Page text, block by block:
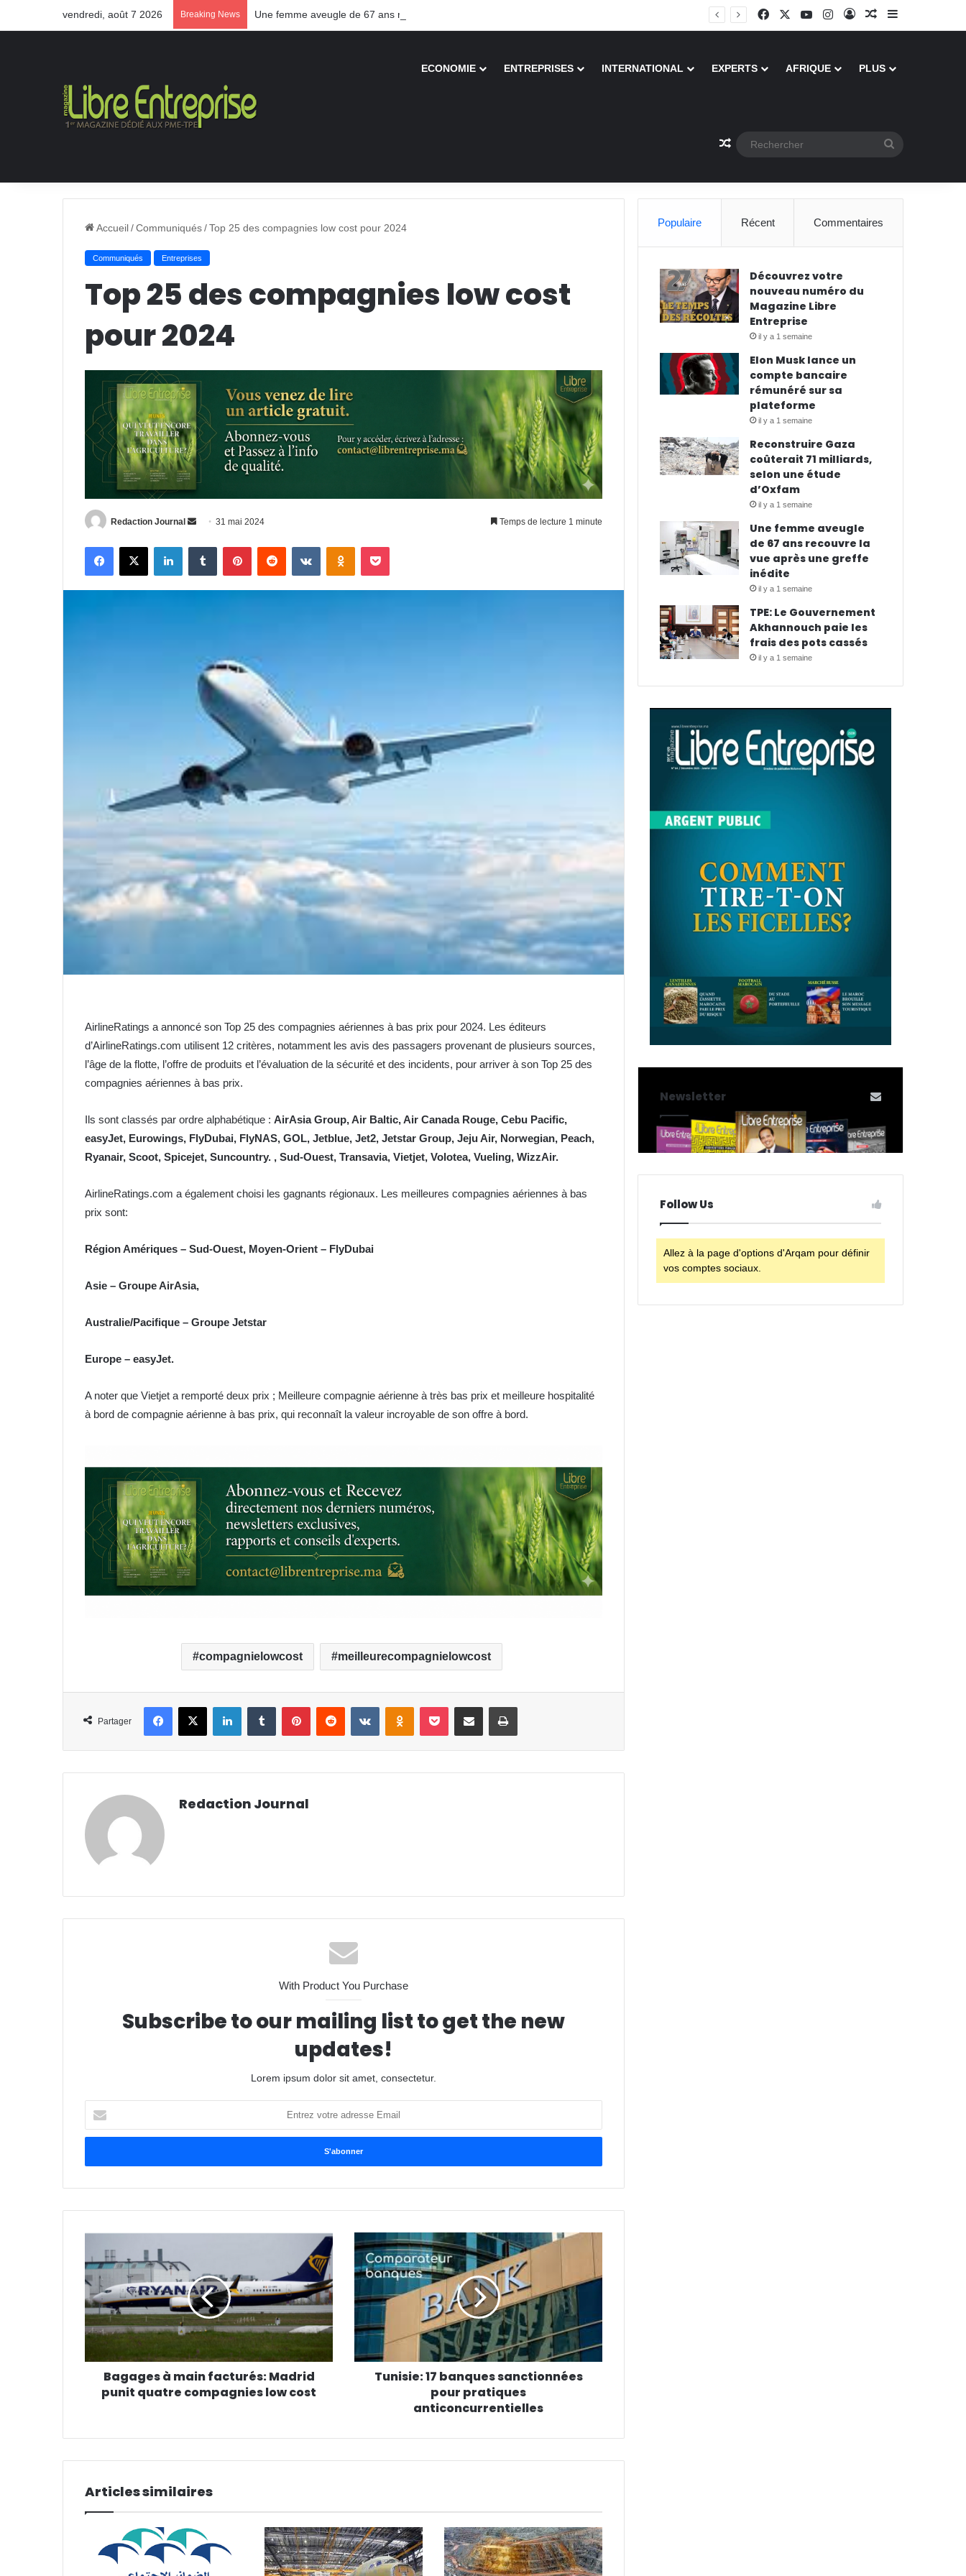
vendredi, août 7 2026 Breaking News Une femme aveugle de 67 ans recouvre la vue après une greffe inédite FacebookYouTubeInstagramConnexion
Article Aléatoire
Sidebar
ECONOMIE ENTREPRISES INTERNATIONAL EXPERTS AFRIQUE PLUS
Article Aléatoire
Accueil/Communiqués/Top 25 des compagnies low cost pour 2024
Communiqués Entreprises
Top 25 des compagnies low cost
pour 2024
Redaction Journal
Envoyer
courriel
31 mai 2024 Temps de lecture 1 minute
Facebook
X LinkedinTumblr PinterestReddit VKontakteOdnoklassniki
Pocket
AirlineRatings a annoncé son Top 25 des compagnies aériennes à bas prix pour 2024. Les éditeurs
d’AirlineRatings.com utilisent 12 critères, notamment les avis des passagers provenant de plusieurs sources,
l’âge de la flotte, l’offre de produits et l’évaluation de la sécurité et des incidents, pour arriver à son Top 25 des
compagnies aériennes à bas prix.
Ils sont classés par ordre alphabétique : AirAsia Group, Air Baltic, Air Canada Rouge, Cebu Pacific,
easyJet, Eurowings, FlyDubai, FlyNAS, GOL, Jetblue, Jet2, Jetstar Group, Jeju Air, Norwegian, Peach,
Ryanair, Scoot, Spicejet, Suncountry. , Sud-Ouest, Transavia, Vietjet, Volotea, Vueling, WizzAir.
AirlineRatings.com a également choisi les gagnants régionaux. Les meilleures compagnies aériennes à bas
prix sont:
Région Amériques – Sud-Ouest, Moyen-Orient – ​​FlyDubai
Asie – Groupe AirAsia,
Australie/Pacifique – Groupe Jetstar
Europe – easyJet.
A noter que Vietjet a remporté deux prix ; Meilleure compagnie aérienne à très bas prix et meilleure hospitalité
à bord de compagnie aérienne à bas prix, qui reconnaît la valeur incroyable de son offre à bord.
compagnielowcost meilleurecompagnielowcost
Partager
Facebook
X LinkedinTumblr PinterestReddit VKontakteOdnoklassniki
Pocket Partager par email Imprimer
Redaction Journal
With Product You Purchase
Subscribe to our mailing list to get the new
updates!
Lorem ipsum dolor sit amet, consectetur.
votre
adresse
Bagages à main facturés: Madrid
punit quatre compagnies low cost
Tunisie: 17 banques sanctionnées
pour pratiques
anticoncurrentielles
Articles similaires
Populaire Récent Commentaires
Découvrez votre
nouveau numéro du
Magazine Libre
Entreprise
il y a 1 semaine
Elon Musk lance un
compte bancaire
rémunéré sur sa
plateforme
il y a 1 semaine
Reconstruire Gaza
coûterait 71 milliards,
selon une étude
d’Oxfam
il y a 1 semaine
Une femme aveugle
de 67 ans recouvre la
vue après une greffe
inédite
il y a 1 semaine
TPE: Le Gouvernement
Akhannouch paie les
frais des pots cassés
il y a 1 semaine
Newsletter
Follow Us
Allez à la page d'options d'Arqam pour définir
vos comptes sociaux.